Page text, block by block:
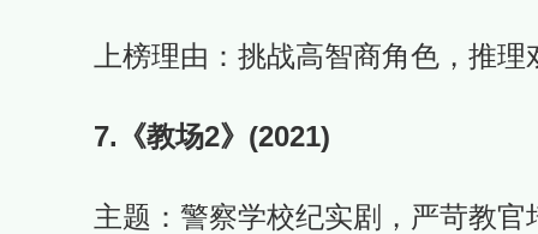
上榜理由：挑战高智商角色，推
7.《教场2》(2021)
主题：警察学校纪实剧，严苛教官